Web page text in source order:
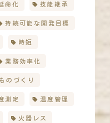
命化 技能継承
持続可能な開発目標
時短
業務効率化
のづくり
測定 温度管理
火器レス